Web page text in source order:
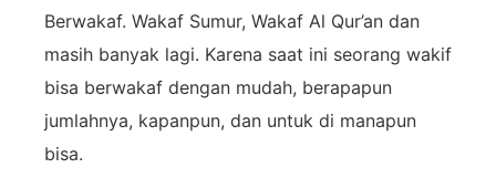
Berwakaf. Wakaf Sumur, Wakaf Al Qur’an dan
masih banyak lagi. Karena saat ini seorang wakif
bisa berwakaf dengan mudah, berapapun
jumlahnya, kapanpun, dan untuk di manapun
bisa.